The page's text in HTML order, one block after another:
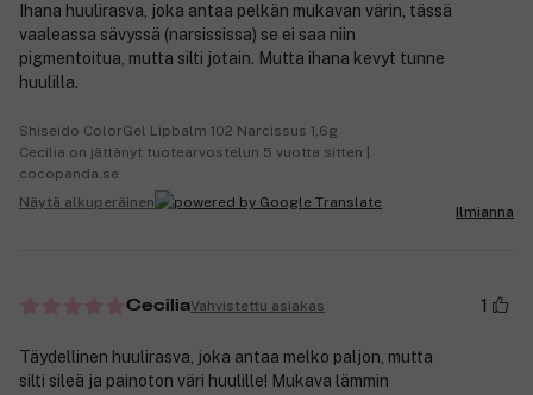
Ihana huulirasva, joka antaa pelkän mukavan värin, tässä
vaaleassa sävyssä (narsississa) se ei saa niin
pigmentoitua, mutta silti jotain. Mutta ihana kevyt tunne
huulilla.
Shiseido ColorGel Lipbalm 102 Narcissus 1,6g
Cecilia on jättänyt tuotearvostelun 5 vuotta sitten |
cocopanda.se
Näytä alkuperäinen
Ilmianna
CeciliaVahvistettu asiakas 1
Täydellinen huulirasva, joka antaa melko paljon, mutta
silti sileä ja painoton väri huulille! Mukava lämmin